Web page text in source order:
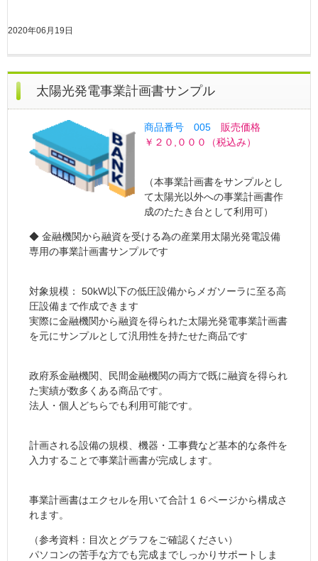
2020年06月19日
太陽光発電事業計画書サンプル
商品番号 005
販売価格
￥２０,０００（税込み）
（本事業計画書をサンプルとし
て太陽光以外への事業計画書作
成のたたき台として利用可）
◆ 金融機関から融資を受ける為の産業用太陽光発電設備
専用の事業計画書サンプルです
対象規模： 50kW以下の低圧設備からメガソーラに至る高
圧設備まで作成できます
実際に金融機関から融資を得られた太陽光発電事業計画書
を元にサンプルとして汎用性を持たせた商品です
政府系金融機関、民間金融機関の両方で既に融資を得られ
た実績が数多くある商品です。
法人・個人どちらでも利用可能です。
計画される設備の規模、機器・工事費など基本的な条件を
入力することで事業計画書が完成します。
事業計画書はエクセルを用いて合計１６ページから構成さ
れます。
（参考資料：目次とグラフをご確認ください）
パソコンの苦手な方でも完成までしっかりサポートしま